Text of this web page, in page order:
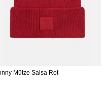
Mütze Salsa Rot